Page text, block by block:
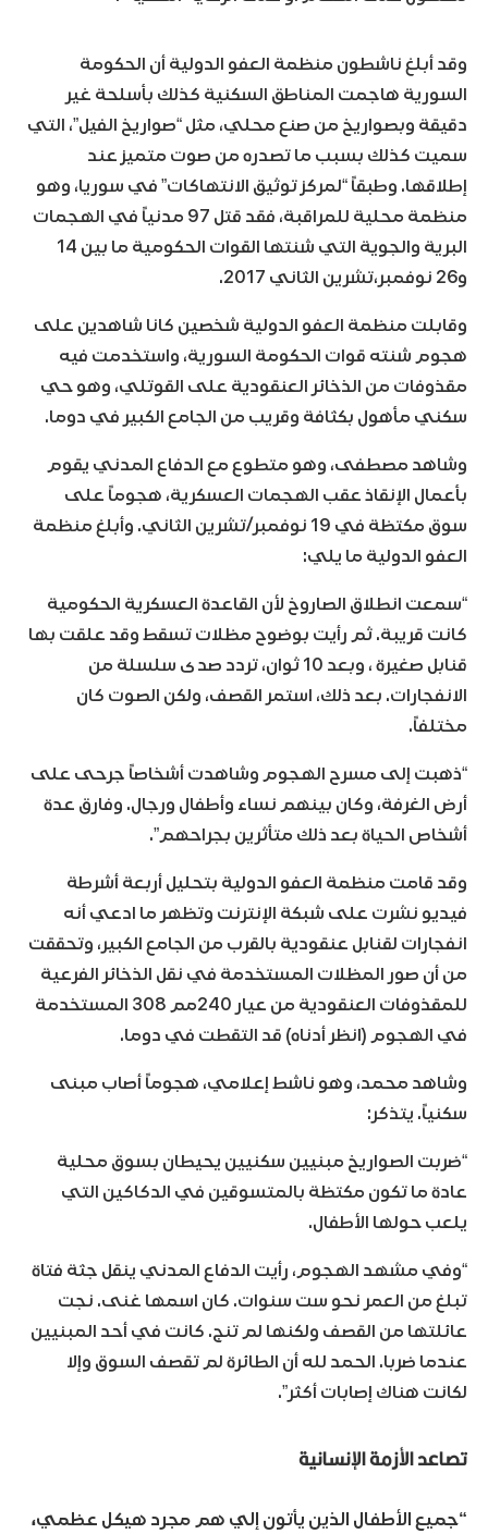
وقد أبلغ ناشطون منظمة العفو الدولية أن الحكومة
السورية هاجمت المناطق السكنية كذلك بأسلحة غير
دقيقة وبصواريخ من صنع محلي، مثل “صواريخ الفيل”، التي
سميت كذلك بسبب ما تصدره من صوت متميز عند
إطلاقها. وطبقاً “لمركز توثيق الانتهاكات” في سوريا، وهو
منظمة محلية للمراقبة، فقد قتل 97 مدنياً في الهجمات
البرية والجوية التي شنتها القوات الحكومية ما بين 14
و26 نوفمبر،تشرين الثاني 2017.
وقابلت منظمة العفو الدولية شخصين كانا شاهدين على
هجوم شنته قوات الحكومة السورية، واستخدمت فيه
مقذوفات من الذخائر العنقودية على القوتلي، وهو حي
سكني مأهول بكثافة وقريب من الجامع الكبير في دوما.
وشاهد مصطفى، وهو متطوع مع الدفاع المدني يقوم
بأعمال الإنقاذ عقب الهجمات العسكرية، هجوماً على
سوق مكتظة في 19 نوفمبر/تشرين الثاني. وأبلغ منظمة
العفو الدولية ما يلي:
“سمعت انطلاق الصاروخ لأن القاعدة العسكرية الحكومية
كانت قريبة. ثم رأيت بوضوح مظلات تسقط وقد علقت بها
قنابل صغيرة ، وبعد 10 ثوان، تردد صدى سلسلة من
الانفجارات. بعد ذلك، استمر القصف، ولكن الصوت كان
مختلفاً.
“ذهبت إلى مسرح الهجوم وشاهدت أشخاصاً جرحى على
أرض الغرفة، وكان بينهم نساء وأطفال ورجال. وفارق عدة
أشخاص الحياة بعد ذلك متأثرين بجراحهم”.
وقد قامت منظمة العفو الدولية بتحليل أربعة أشرطة
فيديو نشرت على شبكة الإنترنت وتظهر ما ادعي أنه
انفجارات لقنابل عنقودية بالقرب من الجامع الكبير، وتحققت
من أن صور المظلات المستخدمة في نقل الذخائر الفرعية
للمقذوفات العنقودية من عيار 240مم 308 المستخدمة
في الهجوم (انظر أدناه) قد التقطت في دوما.
وشاهد محمد، وهو ناشط إعلامي، هجوماً أصاب مبنى
سكنياً. يتذكر:
“ضربت الصواريخ مبنيين سكنيين يحيطان بسوق محلية
عادة ما تكون مكتظة بالمتسوقين في الدكاكين التي
يلعب حولها الأطفال.
“وفي مشهد الهجوم، رأيت الدفاع المدني ينقل جثة فتاة
تبلغ من العمر نحو ست سنوات. كان اسمها غنى. نجت
عائلتها من القصف ولكنها لم تنج. كانت في أحد المبنيين
عندما ضربا. الحمد لله أن الطائرة لم تقصف السوق وإلا
لكانت هناك إصابات أكثر”.
تصاعد الأزمة الإنسانية
“جميع الأطفال الذين يأتون إلي هم مجرد هيكل عظمي،